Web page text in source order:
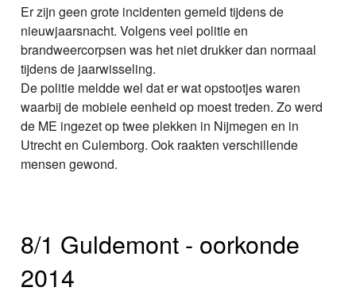
Er zijn geen grote incidenten gemeld tijdens de
nieuwjaarsnacht. Volgens veel politie en
brandweercorpsen was het niet drukker dan normaal
tijdens de jaarwisseling.
De politie meldde wel dat er wat opstootjes waren
waarbij de mobiele eenheid op moest treden. Zo werd
de ME ingezet op twee plekken in Nijmegen en in
Utrecht en Culemborg. Ook raakten verschillende
mensen gewond.
8/1 Guldemont - oorkonde
2014